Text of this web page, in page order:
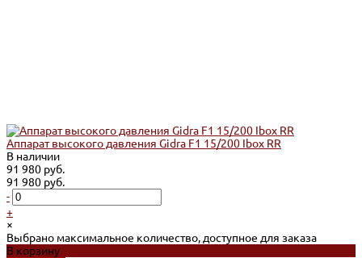
Аппарат высокого давления Gidra F1 15/200 Ibox RR
В наличии
91 980 руб.
91 980 руб.
-
+
×
Выбрано максимальное количество, доступное для заказа
В корзину